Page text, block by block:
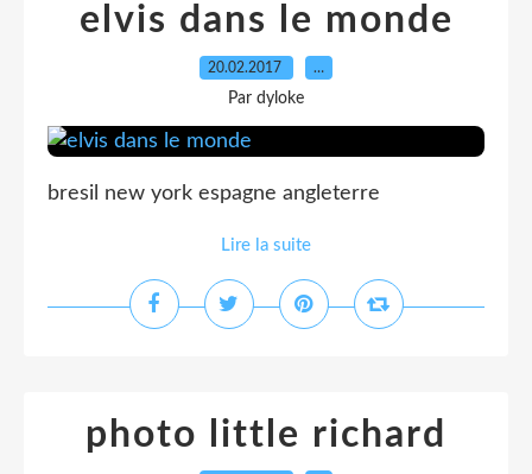
elvis dans le monde
20.02.2017 …
Par dyloke
bresil new york espagne angleterre
Lire la suite
photo little richard